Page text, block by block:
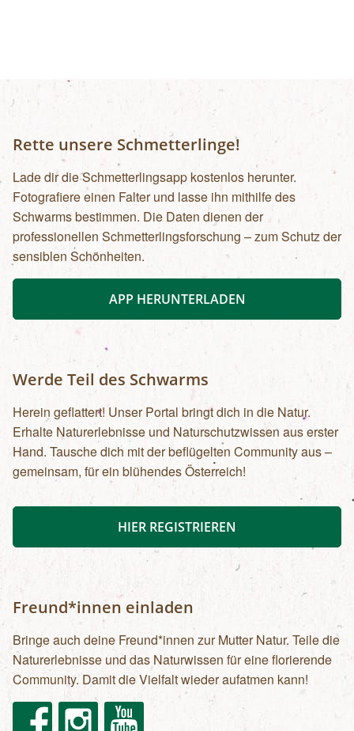
Rette unsere Schmetterlinge!
Lade dir die Schmetterlingsapp kostenlos herunter.
Fotografiere einen Falter und lasse ihn mithilfe des
Schwarms bestimmen. Die Daten dienen der
professionellen Schmetterlingsforschung – zum Schutz der
sensiblen Schönheiten.
APP HERUNTERLADEN
Werde Teil des Schwarms
Herein geflattert! Unser Portal bringt dich in die Natur.
Erhalte Naturerlebnisse und Naturschutzwissen aus erster
Hand. Tausche dich mit der beflügelten Community aus –
gemeinsam, für ein blühendes Österreich!
HIER REGISTRIEREN
Freund*innen einladen
Bringe auch deine Freund*innen zur Mutter Natur. Teile die
Naturerlebnisse und das Naturwissen für eine florierende
Community. Damit die Vielfalt wieder aufatmen kann!
FacebookInstagram Youtube